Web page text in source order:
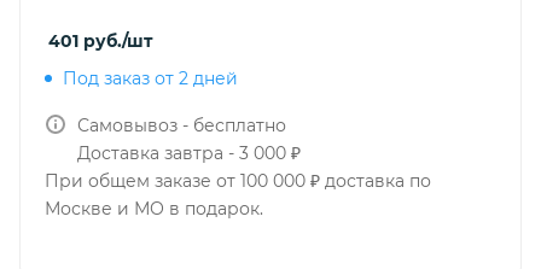
401 руб./шт
Под заказ от 2 дней
Самовывоз - бесплатно
Доставка завтра - 3 000 ₽
При общем заказе от 100 000 ₽ доставка по
Москве и МО в подарок.